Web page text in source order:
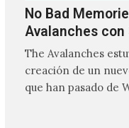
No Bad
Avalanches
The Avalanches
creación de un
que han pasado de